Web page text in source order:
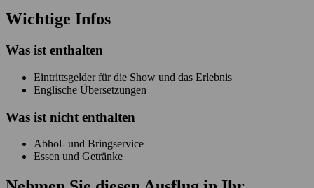
Wichtige Infos
Was ist enthalten
Eintrittsgelder für die Show und das Erlebnis
Englische Übersetzungen
Was ist nicht enthalten
Abhol- und Bringservice
Essen und Getränke